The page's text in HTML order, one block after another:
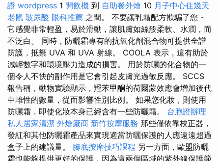
證 wordpress 1 開飲機 到 自助餐外燴 10 月子中心住幾天
老鼠 玻尿酸 眼科推薦 之間。 不要讓乳霜配方欺騙了您 -
它感覺非常輕盈，易於滑動，讓肌膚如絲般柔軟、水潤，而
不泛白。 同時，防曬霜專有的抗氧化劑混合物可提供全譜
防護，抵禦 UVA 和 UVA 射線。 COOLA 表示，這有助於
減輕數字和環境壓力造成的損害。 用於防曬的化合物的一
個令人不快的副作用是它會引起皮膚光過敏反應。 SCCS
報告稱，動物實驗顯示，羥苯甲酮的荷爾蒙效應會增加後代
中雌性的數量，從而影響性別比例。 如果您化妝，則使用
防曬霜，即使化妝本身已經含有一些防曬霜。 台胞證辦理
私人居家清潔 外燴廠商 新竹按摩服務 那些僅依靠校正器，
發紅和其他防曬霜產品來實現適當防曬保護的人應遠遠超過
盒子上的建議量。 腳底按摩技巧課程 另一方面，歐盟防曬
霜也能夠提供更好的保護，因為這兩個區域的紫外線保護範